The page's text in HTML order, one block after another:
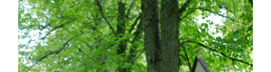
Upplevelse
För att vår
hemsida ska
prestera så bra
som möjligt
under ditt
besök. Om du